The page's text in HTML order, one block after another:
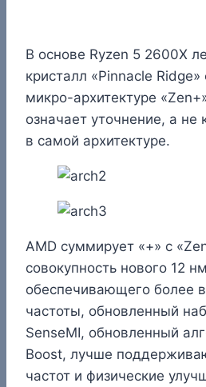
В основе Ryzen 5 2600X
кристалл «Pinnacle
микро-архитектуре
означает уточнение, а не
в самой архитектуре.
AMD суммирует «+» с
совокупность нового 12
обеспечивающего более
частоты, обновленный
SenseMI, обновленный
Boost, лучше
частот и физические